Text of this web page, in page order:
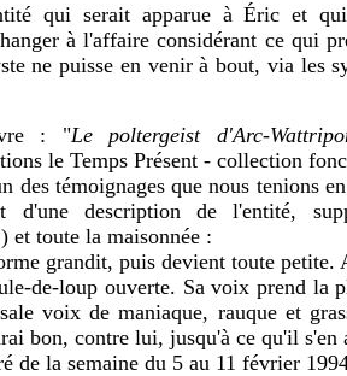
qui serait apparue à Éric et
à l'affaire considérant ce qui
ne puisse en venir à bout, via les
: "Le poltergeist d'Arc-
le Temps Présent - collection
des témoignages que nous tenions
description de l'entité,
et toute la maisonnée :
grandit, puis devient toute petite.
de-loup ouverte. Sa voix prend la
voix de maniaque, rauque et
bon, contre lui, jusqu'à ce qu'il
de la semaine du 5 au 11 février